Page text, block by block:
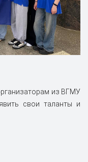
из ВГМУ
свои таланты и